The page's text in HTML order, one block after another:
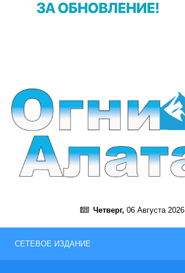
Четверг, 06 Августа 2026
СЕТЕВОЕ ИЗДАНИЕ